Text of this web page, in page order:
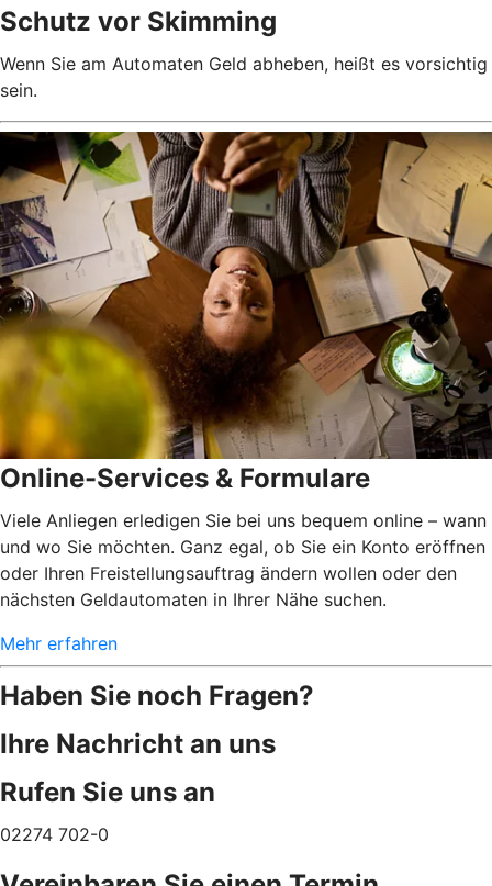
Schutz vor Skimming
Wenn Sie am Automaten Geld abheben, heißt es vorsichtig
sein.
Online-Services & Formulare
Viele Anliegen erledigen Sie bei uns bequem online – wann
und wo Sie möchten. Ganz egal, ob Sie ein Konto eröffnen
oder Ihren Freistellungsauftrag ändern wollen oder den
nächsten Geldautomaten in Ihrer Nähe suchen.
Mehr erfahren
Haben Sie noch Fragen?
Ihre Nachricht an uns
Rufen Sie uns an
02274 702-0